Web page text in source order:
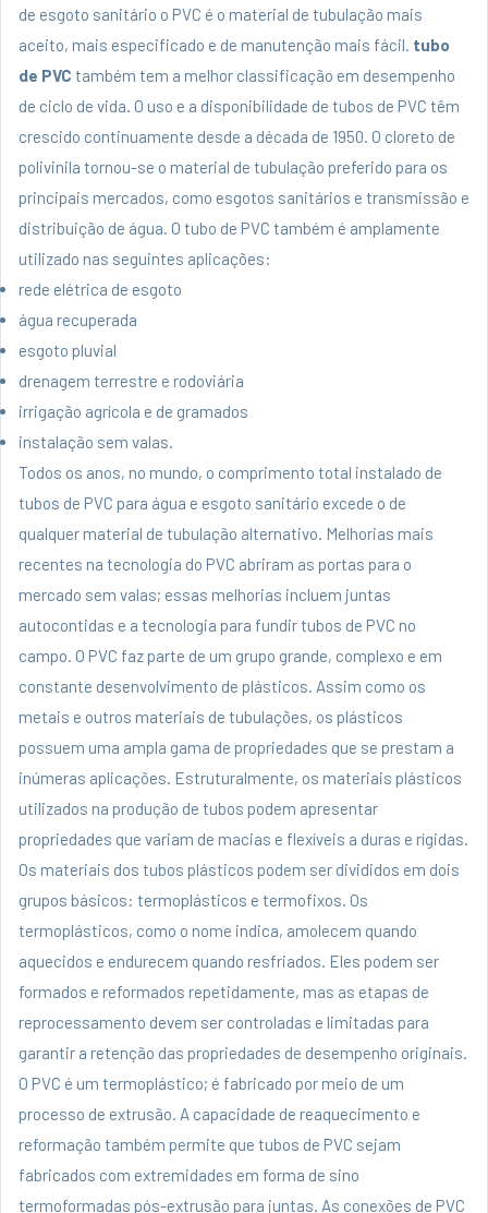
de esgoto sanitário o PVC é o material de tubulação mais
aceito, mais especificado e de manutenção mais fácil. tubo
de PVC também tem a melhor classificação em desempenho
de ciclo de vida. O uso e a disponibilidade de tubos de PVC têm
crescido continuamente desde a década de 1950. O cloreto de
polivinila tornou-se o material de tubulação preferido para os
principais mercados, como esgotos sanitários e transmissão e
distribuição de água. O tubo de PVC também é amplamente
utilizado nas seguintes aplicações:
rede elétrica de esgoto
água recuperada
esgoto pluvial
drenagem terrestre e rodoviária
irrigação agrícola e de gramados
instalação sem valas.
Todos os anos, no mundo, o comprimento total instalado de
tubos de PVC para água e esgoto sanitário excede o de
qualquer material de tubulação alternativo. Melhorias mais
recentes na tecnologia do PVC abriram as portas para o
mercado sem valas; essas melhorias incluem juntas
autocontidas e a tecnologia para fundir tubos de PVC no
campo. O PVC faz parte de um grupo grande, complexo e em
constante desenvolvimento de plásticos. Assim como os
metais e outros materiais de tubulações, os plásticos
possuem uma ampla gama de propriedades que se prestam a
inúmeras aplicações. Estruturalmente, os materiais plásticos
utilizados na produção de tubos podem apresentar
propriedades que variam de macias e flexíveis a duras e rígidas.
Os materiais dos tubos plásticos podem ser divididos em dois
grupos básicos: termoplásticos e termofixos. Os
termoplásticos, como o nome indica, amolecem quando
aquecidos e endurecem quando resfriados. Eles podem ser
formados e reformados repetidamente, mas as etapas de
reprocessamento devem ser controladas e limitadas para
garantir a retenção das propriedades de desempenho originais.
O PVC é um termoplástico; é fabricado por meio de um
processo de extrusão. A capacidade de reaquecimento e
reformação também permite que tubos de PVC sejam
fabricados com extremidades em forma de sino
termoformadas pós-extrusão para juntas. As conexões de PVC